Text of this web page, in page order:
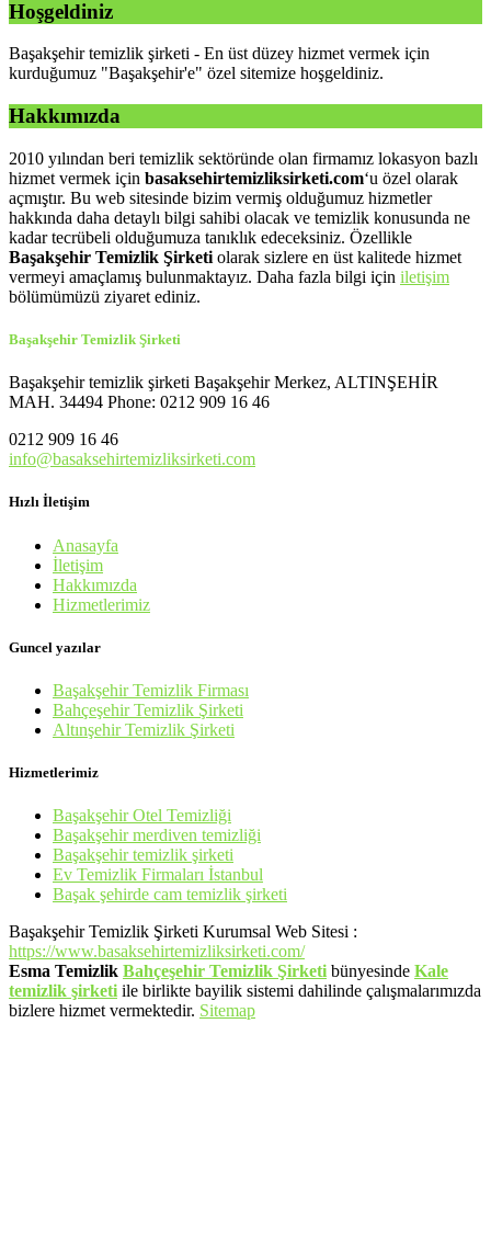
Hoşgeldiniz
Başakşehir temizlik şirketi - En üst düzey hizmet vermek için
kurduğumuz "Başakşehir'e" özel sitemize hoşgeldiniz.
Hakkımızda
2010 yılından beri temizlik sektöründe olan firmamız lokasyon bazlı
hizmet vermek için basaksehirtemizliksirketi.com‘u özel olarak
açmıştır. Bu web sitesinde bizim vermiş olduğumuz hizmetler
hakkında daha detaylı bilgi sahibi olacak ve temizlik konusunda ne
kadar tecrübeli olduğumuza tanıklık edeceksiniz. Özellikle
Başakşehir Temizlik Şirketi olarak sizlere en üst kalitede hizmet
vermeyi amaçlamış bulunmaktayız. Daha fazla bilgi için iletişim
bölümümüzü ziyaret ediniz.
Başakşehir Temizlik Şirketi
Başakşehir temizlik şirketi Başakşehir Merkez, ALTINŞEHİR
MAH. 34494 Phone: 0212 909 16 46
0212 909 16 46
info@basaksehirtemizliksirketi.com
Hızlı İletişim
Anasayfa
İletişim
Hakkımızda
Hizmetlerimiz
Guncel yazılar
Başakşehir Temizlik Firması
Bahçeşehir Temizlik Şirketi
Altınşehir Temizlik Şirketi
Hizmetlerimiz
Başakşehir Otel Temizliği
Başakşehir merdiven temizliği
Başakşehir temizlik şirketi
Ev Temizlik Firmaları İstanbul
Başak şehirde cam temizlik şirketi
Başakşehir Temizlik Şirketi Kurumsal Web Sitesi :
https://www.basaksehirtemizliksirketi.com/
Esma Temizlik Bahçeşehir Temizlik Şirketi bünyesinde Kale
temizlik şirketi ile birlikte bayilik sistemi dahilinde çalışmalarımızda
bizlere hizmet vermektedir. Sitemap